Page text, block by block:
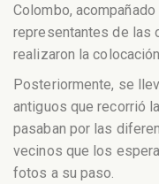
Colombo,
representantes de las
realizaron la
Posteriormente, se
antiguos que recorrió
pasaban por las
vecinos que los
fotos a su paso.